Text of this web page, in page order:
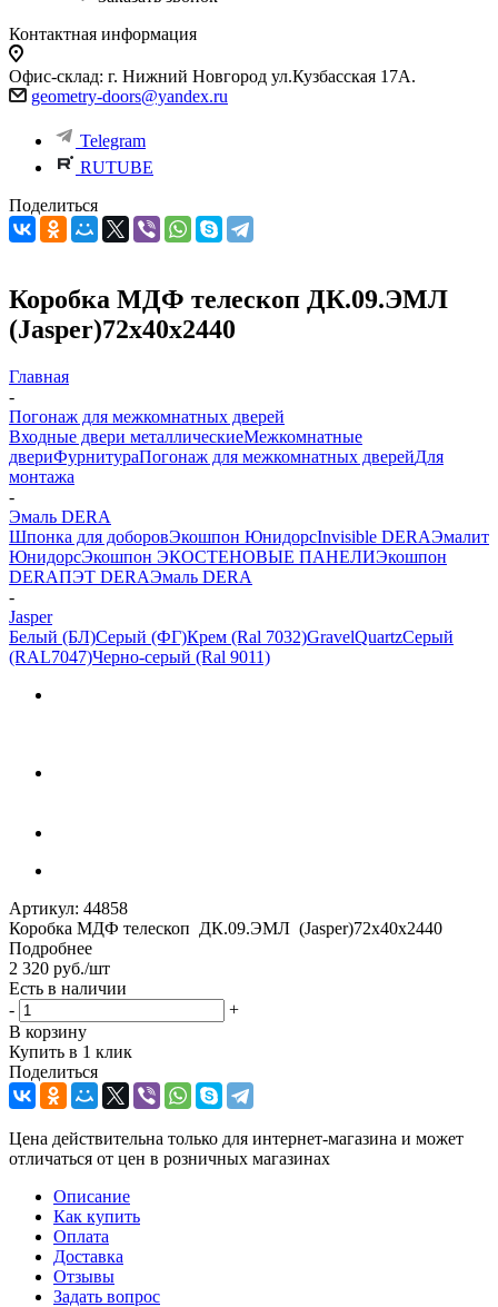
Контактная информация
Офис-склад: г. Нижний Новгород ул.Кузбасская 17А.
geometry-doors@yandex.ru
Telegram
RUTUBE
Поделиться
Коробка МДФ телескоп ДК.09.ЭМЛ
(Jasper)72х40х2440
Главная
-
Погонаж для межкомнатных дверей
Входные двери металлическиеМежкомнатные
двериФурнитураПогонаж для межкомнатных дверейДля
монтажа
-
Эмаль DERA
Шпонка для доборовЭкошпон ЮнидорсInvisible DERAЭмалит
ЮнидорсЭкошпон ЭКОСТЕНОВЫЕ ПАНЕЛИЭкошпон
DERAПЭТ DERAЭмаль DERA
-
Jasper
Белый (БЛ)Серый (ФГ)Крем (Ral 7032)GravelQuartzСерый
(RAL7047)Черно-серый (Ral 9011)
Артикул: 44858
Коробка МДФ телескоп ДК.09.ЭМЛ (Jasper)72х40х2440
Подробнее
2 320 руб./шт
Есть в наличии
-
+
В корзину
Купить в 1 клик
Поделиться
Цена действительна только для интернет-магазина и может
отличаться от цен в розничных магазинах
Описание
Как купить
Оплата
Доставка
Отзывы
Задать вопрос